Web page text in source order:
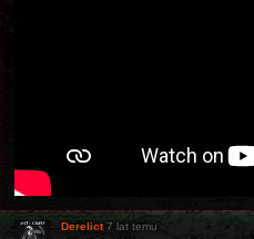
Derelict 7 lat temu